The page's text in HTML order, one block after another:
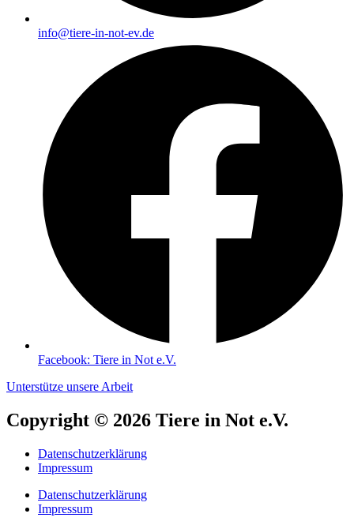
info@tiere-in-not-ev.de
Facebook: Tiere in Not e.V.
Unterstütze unsere Arbeit
Copyright © 2026 Tiere in Not e.V.
Datenschutzerklärung
Impressum
Datenschutzerklärung
Impressum